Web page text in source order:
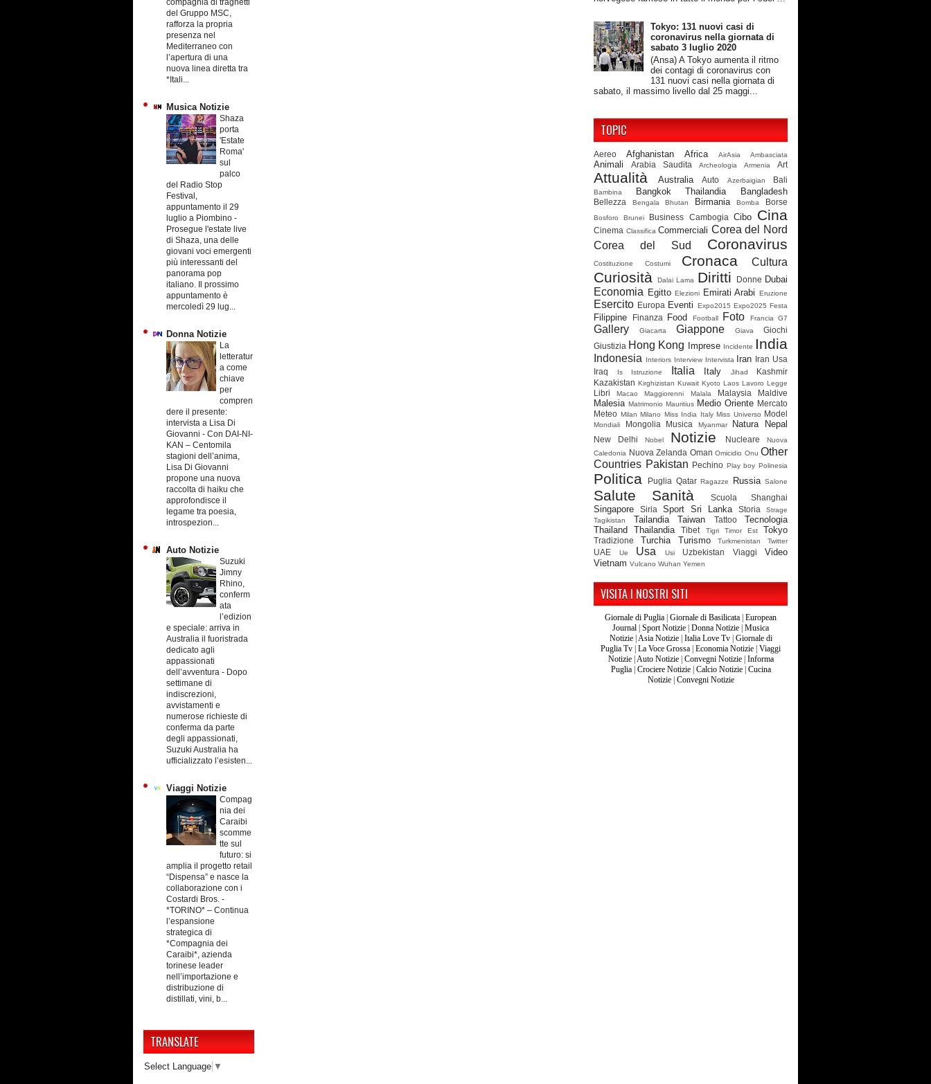
compagnia di traghetti
del Gruppo MSC,
rafforza la propria
presenza nel
Mediterraneo con
l’apertura di una
nuova linea diretta tra
*Itali...
Musica Notizie
Shaza
porta
'Estate
Roma'
sul
palco
del Radio Stop
Festival,
appuntamento il 29
luglio a Piombino -
Prosegue l'estate live
di Shaza, una delle
giovani voci emergenti
più interessanti del
panorama pop
italiano. Il prossimo
appuntamento è
mercoledì 29 lug...
Donna Notizie
La
letteratur
a come
chiave
per
compren
dere il presente:
intervista a Lisa Di
Giovanni - Con DAI-NI-
KAN – Centomila
stagioni dell’anima,
Lisa Di Giovanni
propone una nuova
raccolta di haiku che
approfondisce il
legame tra poesia,
introspezion...
Auto Notizie
Suzuki
Jimny
Rhino,
conferm
ata
l’edizion
e speciale: arriva in
Australia il fuoristrada
dedicato agli
appassionati
dell’avventura - Dopo
settimane di
indiscrezioni,
avvistamenti e
numerose richieste di
conferma da parte
degli appassionati,
Suzuki Australia ha
ufficializzato l’esisten...
Viaggi Notizie
Compag
nia dei
Caraibi
scomme
tte sul
futuro: si
amplia il progetto retail
“Dispensa” e nasce la
collaborazione con i
Costardi Bros. -
*TORINO* – Continua
l’espansione
strategica di
*Compagnia dei
Caraibi*, azienda
torinese leader
nell’importazione e
distribuzione di
distillati, vini, b...
TRANSLATE
Select Language ▼
Tokyo: 131 nuovi casi di
coronavirus nella giornata di
sabato 3 luglio 2020
(Ansa) A Tokyo aumenta il ritmo
dei contagi di coronavirus con
131 nuovi casi nella giornata di
sabato, il massimo livello dal 25 maggi...
TOPIC
Aereo Afghanistan Africa AirAsia Ambasciata
Animali Arabia Saudita Archeologia Armenia Art
Attualità Australia Auto Azerbaigian Bali
Bambina Bangkok Thailandia Bangladesh
Bellezza Bengala Bhutan Birmania Bomba Borse
Bosforo Brunei Business Cambogia Cibo Cina
Cinema Classifica Commerciali Corea del Nord
Corea del Sud
Coronavirus
Costituzione Costumi Cronaca Cultura
Curiosità Dalai Lama Diritti Donne Dubai
Economia Egitto Elezioni Emirati Arabi Eruzione
Esercito Europa Eventi Expo2015 Expo2025 Festa
Filippine Finanza Food Football Foto Francia G7
Gallery Giacarta Giappone Giava
Giochi
Giustizia Hong Kong Imprese Incidente India
Indonesia Interiors Interview Intervista Iran Iran Usa
Iraq
Is Istruzione Italia Italy Jihad
Kashmir
Kazakistan Kirghizistan Kuwait Kyoto Laos Lavoro Legge
Libri Macao Maggiorenni Malala Malaysia Maldive
Malesia Matrimonio Mauritius Medio Oriente Mercato
Meteo Milan Milano Miss India Italy Miss Universo Model
Mondiali Mongolia Musica Myanmar Natura Nepal
New Delhi Nobel Notizie Nucleare
Nuova
Caledonia Nuova Zelanda Oman Omicidio Onu Other
Countries Pakistan Pechino Play boy Polinesia
Politica Puglia Qatar Ragazze Russia Salone
Salute Sanità Scuola Shanghai
Singapore Siria Sport Sri Lanka Storia
Strage
Tagikistan
Tailandia Taiwan Tattoo
Tecnologia
Thailand
Thailandia Tibet Tigri Timor Est Tokyo
Tradizione Turchia Turismo Turkmenistan Twitter
UAE Ue Usa Usi Uzbekistan Viaggi
Video
Vietnam Vulcano Wuhan Yemen
VISITA I NOSTRI SITI
Giornale di Puglia | Giornale di Basilicata | European
Journal | Sport Notizie | Donna Notizie | Musica
Notizie|Asia Notizie| Italia Love Tv| Giornale di
Puglia Tv | La Voce Grossa | Economia Notizie | Viaggi
Notizie|Auto Notizie| Convegni Notizie| Informa
Puglia| Crociere Notizie| Calcio Notizie| Cucina
Notizie| Convegni Notizie